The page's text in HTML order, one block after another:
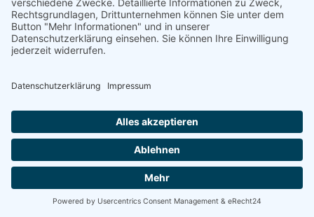
Recht auf Daten­übertrag­barkeit
Sie haben das Recht, Daten, die wir auf Grundlage Ihrer
Einwilligung oder in Erfüllung eines Vertrags automatisiert
direkte Übertragung der Daten an einen anderen Verantwortlichen
Auskunft, Berichtigung und Löschung
Sie haben im Rahmen der geltenden gesetzlichen Bestimmungen
jederzeit das Recht auf unentgeltliche Auskunft über Ihre
gespeicherten personenbezogenen Daten, deren Herkunft und
Empfänger und den Zweck der Datenverarbeitung und ggf. ein
Recht auf Berichtigung oder Löschung dieser Daten. Hierzu sowie